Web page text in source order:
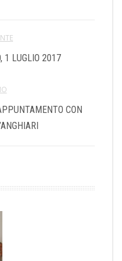
1 LUGLIO 2017
CON